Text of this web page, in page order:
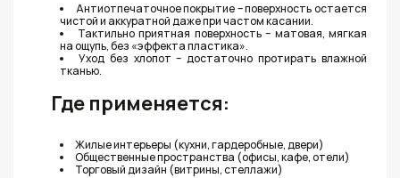
Антиотпечаточное покрытие – поверхность остается
чистой и аккуратной даже при частом касании.
Тактильно приятная поверхность – матовая, мягкая
на ощупь, без «эффекта пластика».
Уход без хлопот – достаточно протирать влажной
тканью.
Где применяется:
Жилые интерьеры (кухни, гардеробные, двери)
Общественные пространства (офисы, кафе, отели)
Торговый дизайн (витрины, стеллажи)